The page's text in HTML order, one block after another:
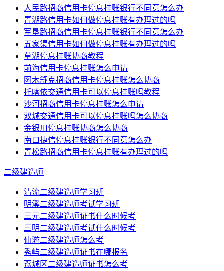
人民路招商信用卡停息挂账银行不同意怎么办
青湖路信用卡如何做停息挂账有办理过的吗
军垦路招商信用卡停息挂账银行不同意怎么办
五家渠信用卡如何做停息挂账有办理过的吗
草湖停息挂账协商教程
前海信用卡停息挂账怎么申请
图木舒克招商信用卡停息挂账怎么协商
托喀依交通信用卡可以停息挂账吗教程
沙河招商信用卡停息挂账怎么申请
双城交通信用卡可以停息挂账吗怎么协商
金银川停息挂账协商怎么协商
南口捷信停息挂账银行不同意怎么办
青松路招商信用卡停息挂账有办理过的吗
二级建造师
清流二级建造师学习班
明溪二级建造师考试学习班
三元二级建造师证书什么时候考
三明二级建造师考试什么时候考
仙游二级建造师怎么考
秀屿二级建造师证书在哪报名
荔城区二级建造师证书怎么考